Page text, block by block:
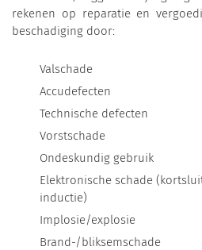
rekenen op reparatie en
beschadiging door:
Valschade
Accudefecten
Technische defecten
Vorstschade
Ondeskundig gebruik
Elektronische schade
inductie)
Implosie/explosie
Brand-/bliksemschade